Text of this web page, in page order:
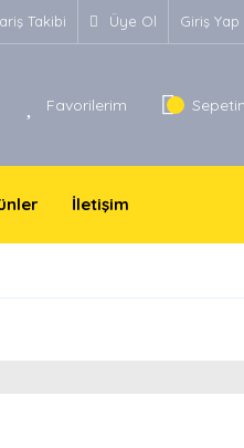
Takibi Üye Ol Giriş Yap
Favorilerim
İletişim